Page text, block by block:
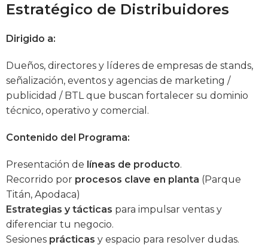
Estratégico de Distribuidores
Dirigido a:
Dueños, directores y líderes de empresas de stands,
señalización, eventos y agencias de marketing /
publicidad / BTL que buscan fortalecer su dominio
técnico, operativo y comercial.
Contenido del Programa:
Presentación de líneas de producto.
Recorrido por procesos clave en planta (Parque
Titán, Apodaca)
Estrategias y tácticas para impulsar ventas y
diferenciar tu negocio.
Sesiones prácticas y espacio para resolver dudas.